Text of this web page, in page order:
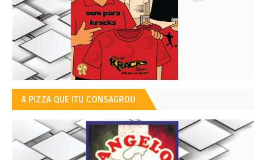
A PIZZA QUE ITU CONSAGROU